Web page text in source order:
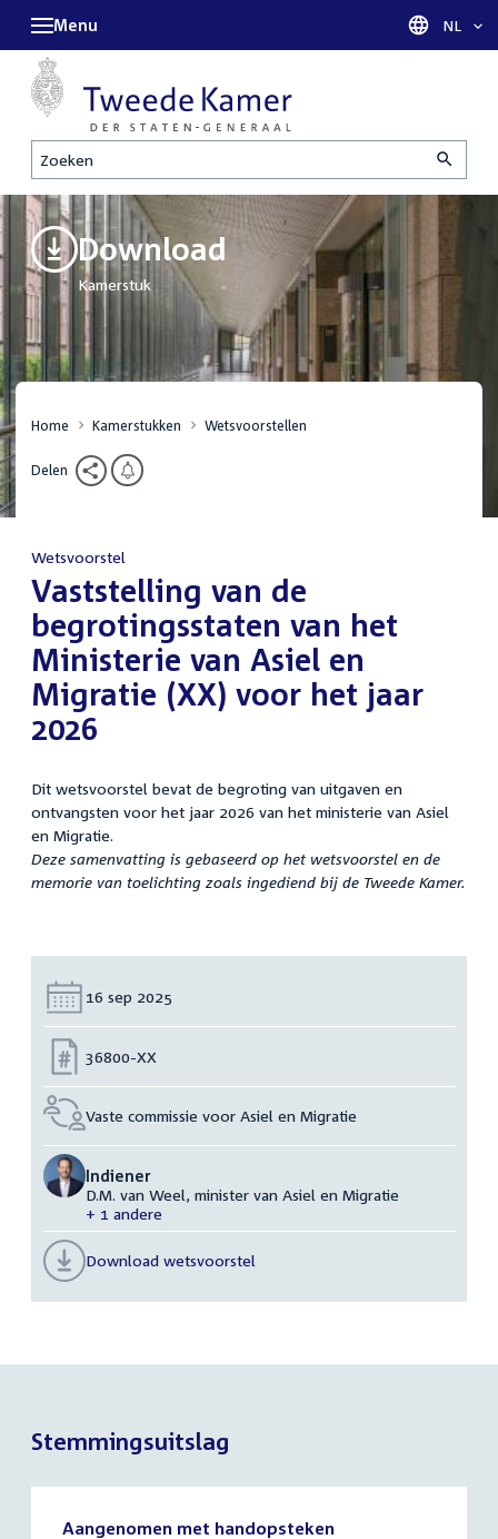
Zoeken
Menu Taal
NL
Download
Kamerstuk
Home Kamerstukken Wetsvoorstellen
Delen
Wetsvoorstel
:Vaststelling van de
begrotingsstaten van het
Ministerie van Asiel en
Migratie (XX) voor het jaar
2026
Dit wetsvoorstel bevat de begroting van uitgaven en
ontvangsten voor het jaar 2026 van het ministerie van Asiel
en Migratie.
Deze samenvatting is gebaseerd op het wetsvoorstel en de
memorie van toelichting zoals ingediend bij de Tweede Kamer.
Datum:
16 sep 2025
Nummer:
36800-XX
Vaste commissie voor Asiel en Migratie
Indiener
D.M. van Weel, minister van Asiel en Migratie
+ 1 andere
Download wetsvoorstel
Stemmingsuitslag
Aangenomen met handopsteken